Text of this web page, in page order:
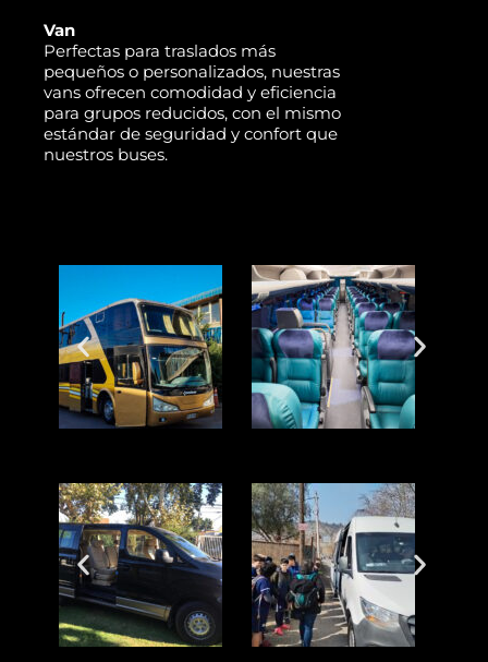
Van
Perfectas para traslados más
pequeños o personalizados, nuestras
vans ofrecen comodidad y eficiencia
para grupos reducidos, con el mismo
estándar de seguridad y confort que
nuestros buses.